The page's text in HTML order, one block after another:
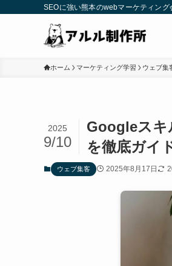
SEOに強い熊本のwebマーケティング
ホーム マーケティング学習 ウェブ集
Googleスキ
を徹底ガイ
2025
9/10
ウェブ集客 2025年8月17日